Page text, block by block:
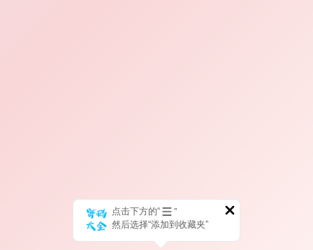
点击下方的“
”
然后选择“添加到收藏夹”